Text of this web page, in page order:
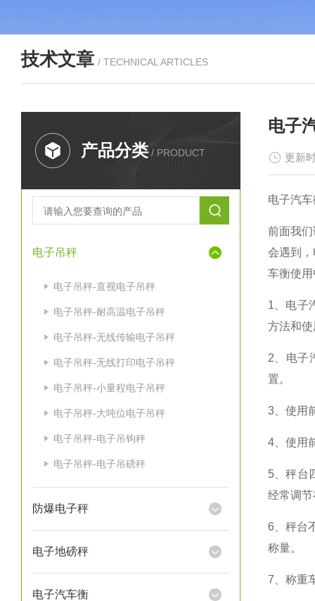
技术文章 / TECHNICAL ARTICLES
产品分类 / PRODUCT
电子吊秤
电子吊秤-直视电子吊秤
电子吊秤-耐高温电子吊秤
电子吊秤-无线传输电子吊秤
电子吊秤-无线打印电子吊秤
电子吊秤-小量程电子吊秤
电子吊秤-大吨位电子吊秤
电子吊秤-电子吊钩秤
电子吊秤-电子吊磅秤
防爆电子秤
电子地磅秤
电子汽车衡
电子
更新
电子汽
前面我
会遇到
车衡使
1 、电
方法和
2 、电
置。
3 、使
4 、使用
5 、秤
经常调
6 、秤
称量。
7 、称